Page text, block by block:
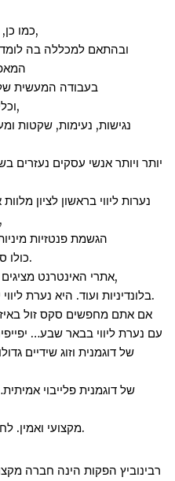
כמו כן, יש קורסי בחירה וסמינריונים,
ובהתאם למכללה בה
בעבודה המעשית של
וכלים חשובים. קליניקות חדשות,
נגישות, נעימות, שקטות
יותר ויותר אנשי עסקים נעזרים
נערות ליווי בראשון לציון
בין אם
הגשמת פנטזיות
כולו סביב התענוגות הגופניים שלך.
אתרי האינטרנט מציגים לך נערות ליווי צעירות, כהות,
בלונדיניות ועוד. היא נערת ליווי יפהפייה בעלת מראה מהמם.
אם אתם מחפשים סקס זול
עם נערת ליווי בבאר שבע… יפייפיה בת 24, גובה
של דוגמנית וזוג שידיים
של דוגמנית פלייבוי
מקצועי ואמין. לחברה יש וותק וניסיון רב שנים.
רבינוביץ הפקות הינה חברה